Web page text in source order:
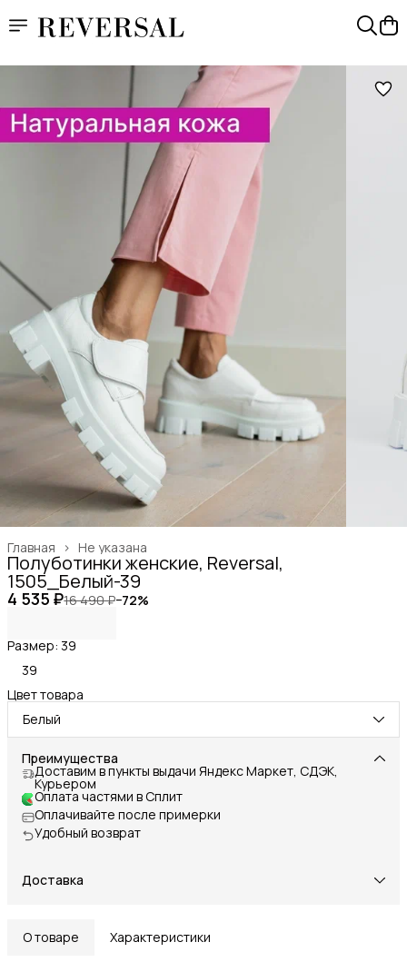
Не указана
Главная ›
Полуботинки женские, Reversal,
1505_Белый-39
4 535 ₽16 490 ₽−72%
Размер: 39
39
Цвет товара
Белый
Преимущества
Доставим в пункты выдачи Яндекс Маркет, СДЭК,
Курьером
Оплата частями в Сплит
Оплачивайте после примерки
Удобный возврат
Доставка
О товаре Характеристики